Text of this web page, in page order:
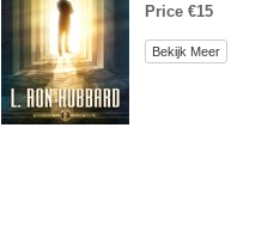
Price €15
Bekijk Meer